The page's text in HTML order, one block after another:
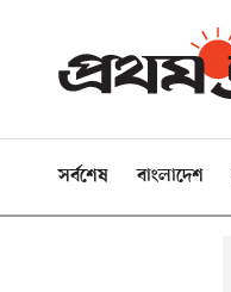
সর্বশেষ বাংলাদেশ